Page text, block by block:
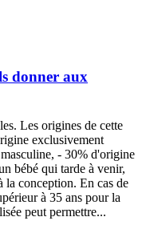
donner aux
Les origines de cette
exclusivement
- 30% d'origine
bébé qui tarde à venir,
la conception. En cas de
à 35 ans pour la
peut permettre...